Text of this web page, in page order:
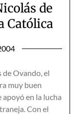
de
Católica
de Ovando, el
muy buen
en la lucha
Con el